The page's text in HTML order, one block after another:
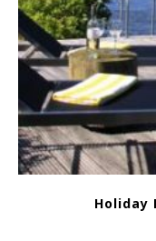
Holiday